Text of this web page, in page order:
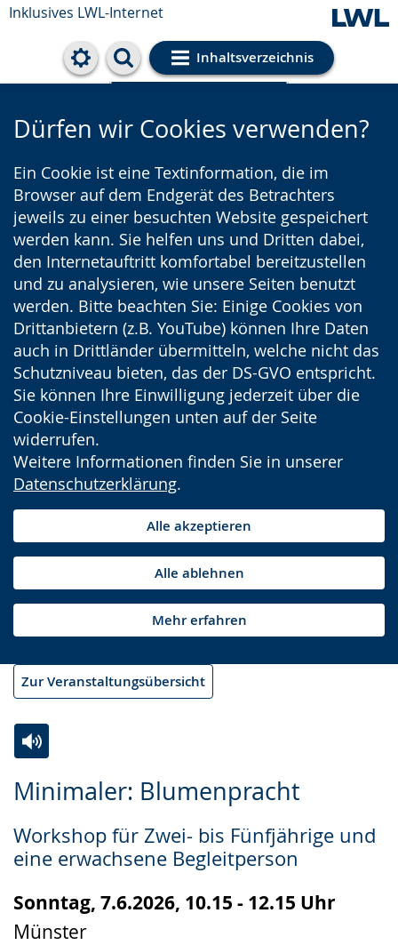
Inklusives LWL-Internet
Inhaltsverzeichnis
Cookie-Einstellungen
Dürfen wir Cookies verwenden?
Ein Cookie ist eine Textinformation, die im
Browser auf dem Endgerät des Betrachters
jeweils zu einer besuchten Website gespeichert
werden kann. Sie helfen uns und Dritten dabei,
den Internetauftritt komfortabel bereitzustellen
und zu analysieren, wie unsere Seiten benutzt
werden. Bitte beachten Sie: Einige Cookies von
Drittanbietern (z.B. YouTube) können Ihre Daten
auch in Drittländer übermitteln, welche nicht das
Schutzniveau bieten, das der DS-GVO entspricht.
Sie können Ihre Einwilligung jederzeit über die
Cookie-Einstellungen unten auf der Seite
widerrufen.
Weitere Informationen finden Sie in unserer
Datenschutzerklärung.
Alle akzeptieren
Alle ablehnen
Mehr erfahren
Zur Veranstaltungsübersicht
Minimaler: Blumenpracht
Workshop für Zwei- bis Fünfjährige und
eine erwachsene Begleitperson
Sonntag, 7.6.2026, 10.15 - 12.15 Uhr
Münster
Leichten
wechseln.
Audio-
Video
Deutscher
wird
angezeigt.